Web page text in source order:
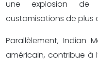
une explosion
customisations de plus
Parallèlement, Indian
américain, contribue à